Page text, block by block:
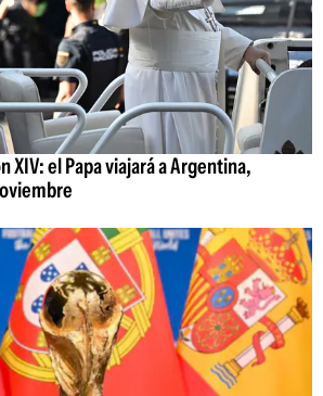
XIV: el Papa viajará a Argentina,